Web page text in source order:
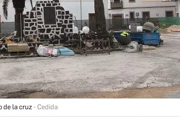
de la cruz Cedida